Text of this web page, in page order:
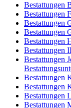
Bestattungen
Bestattungen
Bestattungen
Bestattungen
Bestattungen
Bestattungen
Bestattungen
Bestattungen
Bestattungen
Bestattungen